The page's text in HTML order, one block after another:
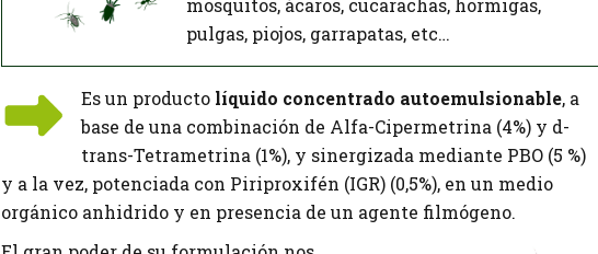
mosquitos, ácaros, cucarachas, hormigas,
pulgas, piojos, garrapatas, etc…
Es un producto líquido concentrado autoemulsionable, a
base de una combinación de Alfa-Cipermetrina (4%) y d-
trans-Tetrametrina (1%), y sinergizada mediante PBO (5 %)
y a la vez, potenciada con Piriproxifén (IGR) (0,5%), en un medio
orgánico anhidrido y en presencia de un agente filmógeno.